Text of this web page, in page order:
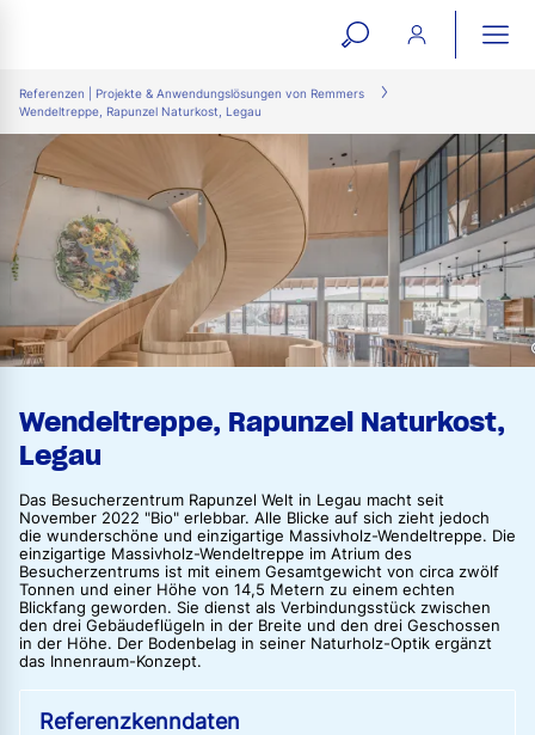
open
search
form
Referenzen | Projekte & Anwendungslösungen von Remmers
Wendeltreppe, Rapunzel Naturkost, Legau
Wendeltreppe, Rapunzel Naturkost,
Legau
Das Besucherzentrum Rapunzel Welt in Legau macht seit
November 2022 "Bio" erlebbar. Alle Blicke auf sich zieht jedoch
die wunderschöne und einzigartige Massivholz-Wendeltreppe. Die
einzigartige Massivholz-Wendeltreppe im Atrium des
Besucherzentrums ist mit einem Gesamtgewicht von circa zwölf
Tonnen und einer Höhe von 14,5 Metern zu einem echten
Blickfang geworden. Sie dienst als Verbindungsstück zwischen
den drei Gebäudeflügeln in der Breite und den drei Geschossen
in der Höhe. Der Bodenbelag in seiner Naturholz-Optik ergänzt
das Innenraum-Konzept.
Referenzkenndaten